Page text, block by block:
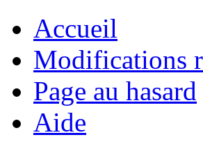
Accueil
Modifications
Page au hasard
Aide